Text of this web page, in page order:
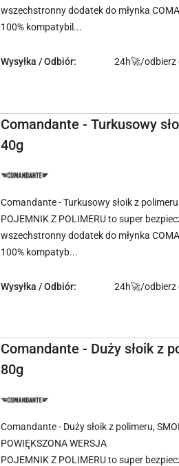
wszechstronny dodatek do młynka
100% kompatybil...
Wysyłka / Odbiór: 24h🚀/odbierz
Comandante - Turkusowy
40g
NAZWA
PRODUCENTA:
Comandante - Turkusowy słoik z
POJEMNIK Z POLIMERU to super
wszechstronny dodatek do młynka
100% kompatyb...
Wysyłka / Odbiór: 24h🚀/odbierz
Comandante - Duży słoik z
80g
NAZWA
PRODUCENTA:
Comandante - Duży słoik z polimeru,
POWIĘKSZONA WERSJA
POJEMNIK Z POLIMERU to super